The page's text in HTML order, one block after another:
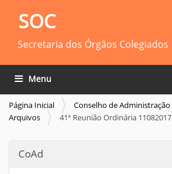
SOC
Secretaria dos Órgãos Colegiados
Toggle navigation
Página Inicial Conselho de Administração
Arquivos
41ª Reunião Ordinária 11082017
CoAd